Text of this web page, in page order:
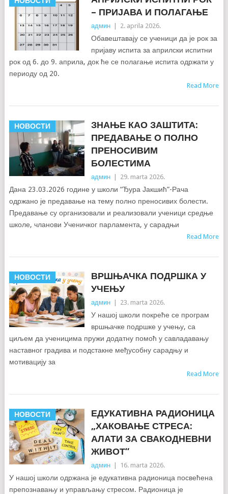
– ПРИЈАВА И ПОЛАГАЊЕ
админ | 2. aprila 2026.
Обавештавају се ученици да је рок за
пријаву испита за априлски испитни
рок од 6. до 9. априла, док ће се полагање испита одржати у
периоду од 20.
Read More
НОВОСТИ
ЗНАЊЕ КАО ЗАШТИТА:
ПРЕДАВАЊЕ О ПОЛНО
ПРЕНОСИВИМ
БОЛЕСТИМА
админ | 29. marta 2026.
Дана 23.03.2026 године у школи “Ђура Јакшић”-Рача
одржано је предавање на тему полно преносивих болести.
Предавање су организовали и реализовали ученици средње
школе, чланови Ученичког парламента, у сарадњи
Read More
НОВОСТИ
ВРШЊАЧКА ПОДРШКА У
УЧЕЊУ
админ | 23. marta 2026.
У нашој школи покреће се програм
вршњачке подршке у учењу, са
циљем да ученицима пружи додатну помоћ у савладавању
наставног градива и подстакне међусобну сарадњу и
мотивацију за
Read More
НОВОСТИ
ЕДУКАТИВНА РАДИОНИЦА
„ХАКОВАЊЕ СТРЕСА:
АЛАТИ ЗА СВАКОДНЕВНИ
ЖИВОТ“
админ | 16. marta 2026.
У нашој школи одржана је едукативна радионица посвећена
препознавању и управљању стресом. Радионица је